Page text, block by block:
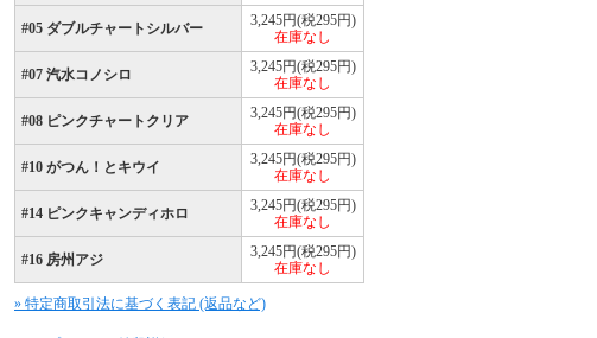
#05 ダブルチャートシルバー
3,245円(税295円)
在庫なし
#07 汽水コノシロ
3,245円(税295円)
在庫なし
#08 ピンクチャートクリア
3,245円(税295円)
在庫なし
#10 がつん！とキウイ
3,245円(税295円)
在庫なし
#14 ピンクキャンディホロ
3,245円(税295円)
在庫なし
#16 房州アジ
3,245円(税295円)
在庫なし
» 特定商取引法に基づく表記 (返品など)